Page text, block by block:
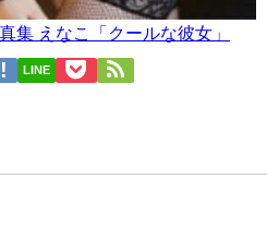
集 えなこ「クールな彼女」
LINE